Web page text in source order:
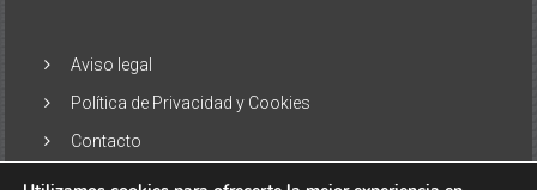
Aviso legal
Política de Privacidad y Cookies
Contacto